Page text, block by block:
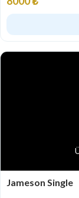
Jameson Single